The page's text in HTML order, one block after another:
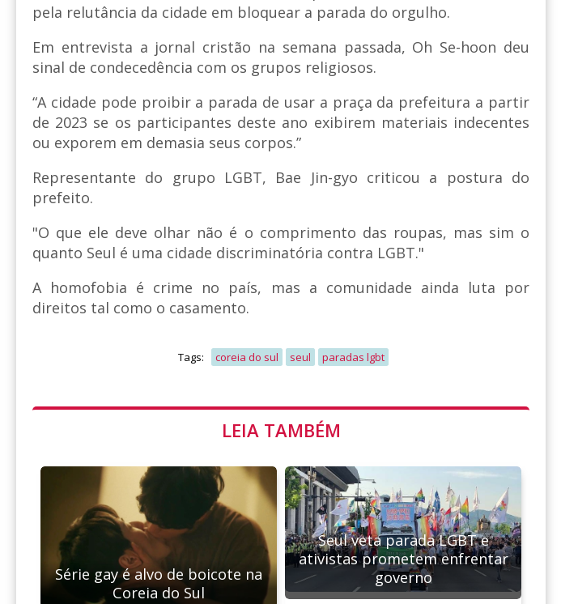
pela relutância da cidade em bloquear a parada do orgulho.
Em entrevista a jornal cristão na semana passada, Oh Se-hoon deu
sinal de condecedência com os grupos religiosos.
“A cidade pode proibir a parada de usar a praça da prefeitura a partir
de 2023 se os participantes deste ano exibirem materiais indecentes
ou exporem em demasia seus corpos.”
Representante do grupo LGBT, Bae Jin-gyo criticou a postura do
prefeito.
"O que ele deve olhar não é o comprimento das roupas, mas sim o
quanto Seul é uma cidade discriminatória contra LGBT."
A homofobia é crime no país, mas a comunidade ainda luta por
direitos tal como o casamento.
Tags: coreia do sul seul paradas lgbt
LEIA TAMBÉM
Série gay é alvo de boicote na
Coreia do Sul
Seul veta parada LGBT e
ativistas prometem enfrentar
governo